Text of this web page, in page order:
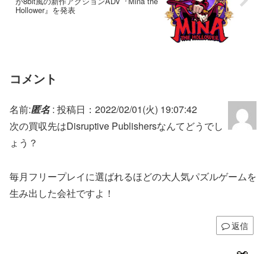
Hollower』を発表
コメント
名前:匿名: 投稿日：2022/02/01(火) 19:07:42
次の買収先はDisruptive Publishersなんてどうでし
ょう？
毎月フリープレイに選ばれるほどの大人気パズルゲームを
生み出した会社ですよ！
返信